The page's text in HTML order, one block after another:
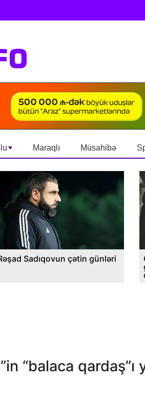
Maraqlı Müsahibə
Sadıqovun çətin günləri
“balaca qardaş”ı